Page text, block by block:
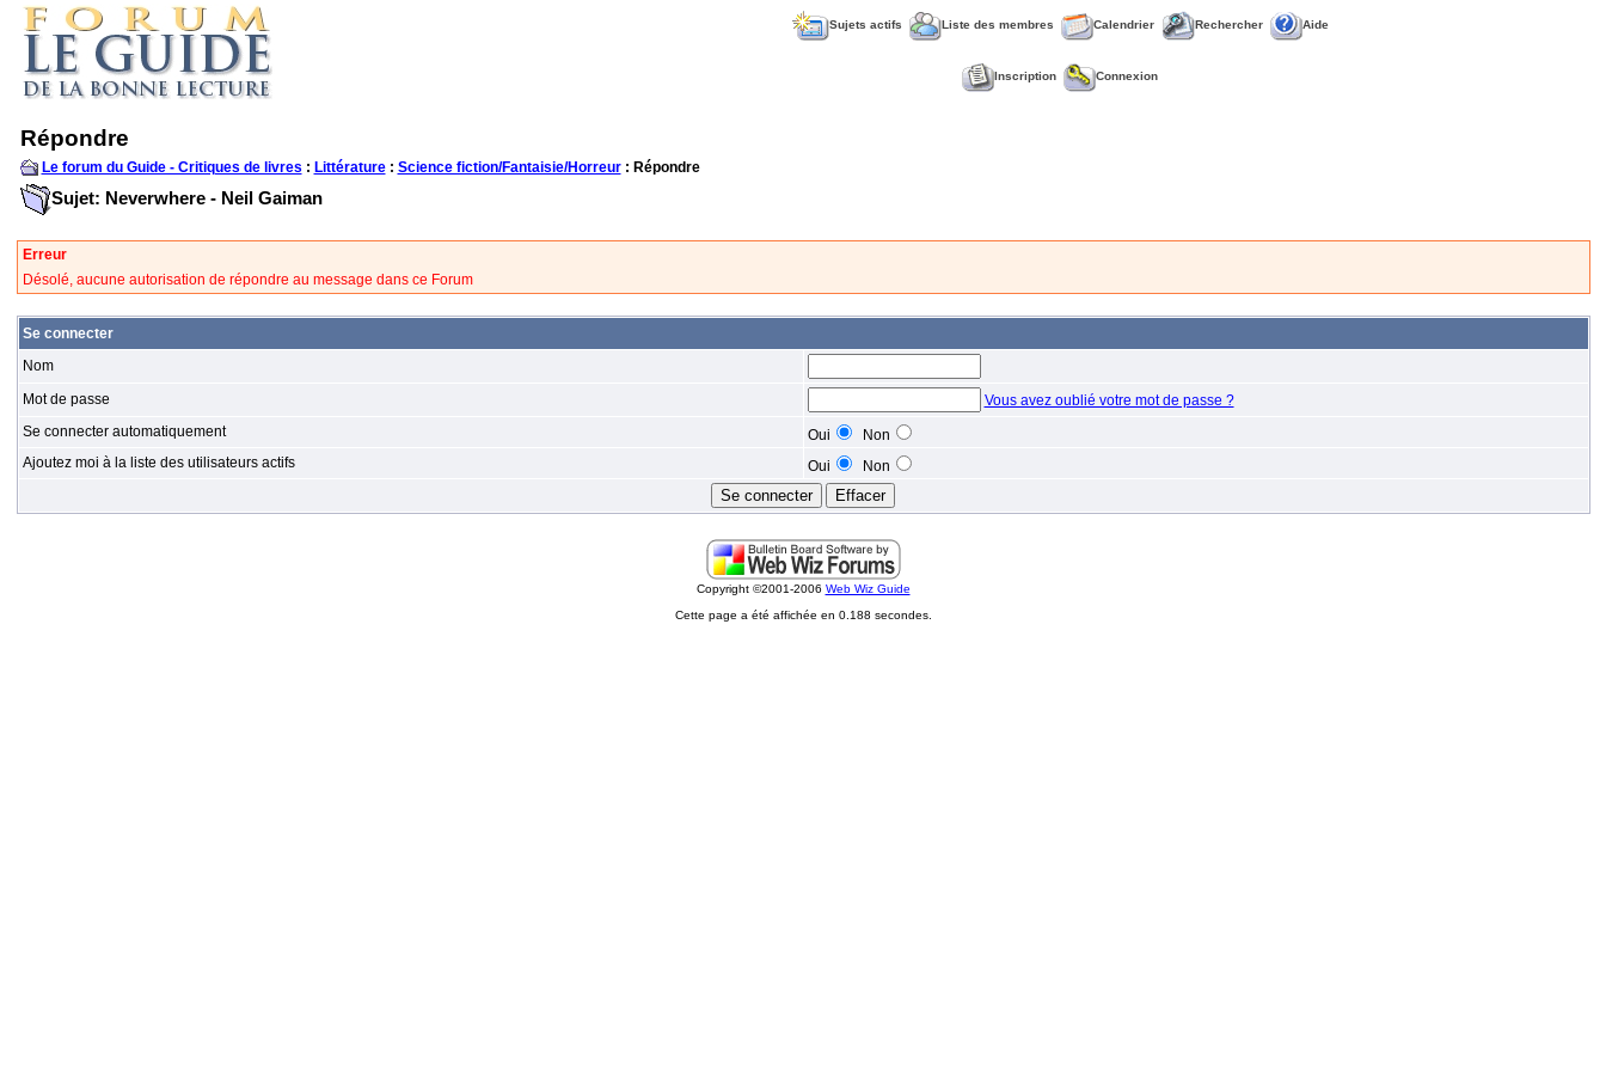
Sujets actifs Liste des membres Calendrier Rechercher Aide
Inscription Connexion
Répondre
Le forum du Guide - Critiques de livres : Littérature: Science fiction/Fantaisie/Horreur: Répondre
Sujet: Neverwhere - Neil Gaiman
Erreur
Désolé, aucune autorisation de répondre au message dans ce Forum
Se connecter
Nom
Mot de passe
Vous avez oublié votre mot de passe ?
Se connecter automatiquement
Oui
Non
Ajoutez moi à la liste des utilisateurs actifs
Oui Non
Copyright ©2001-2006 Web Wiz Guide
Cette page a été affichée en 0.188 secondes.